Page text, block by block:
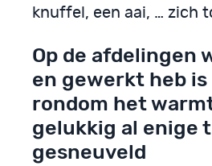
knuffel, een aai, … zich
Op de afdelingen
en gewerkt heb
rondom het
gelukkig al enige
gesneuveld